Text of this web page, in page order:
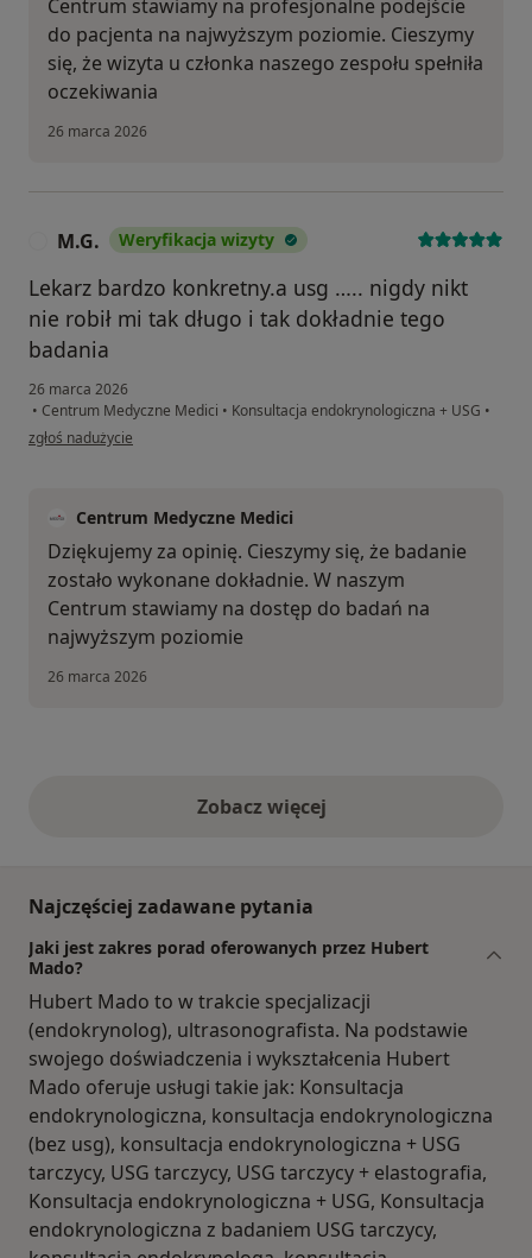
Centrum stawiamy na profesjonalne podejście
do pacjenta na najwyższym poziomie. Cieszymy
się, że wizyta u członka naszego zespołu spełniła
oczekiwania
26 marca 2026
M.G. Weryfikacja wizyty
Lekarz bardzo konkretny.a usg ….. nigdy nikt
nie robił mi tak długo i tak dokładnie tego
badania
26 marca 2026
• Centrum Medyczne Medici • Konsultacja endokrynologiczna + USG •
w opinii użytkownika M.G.
zgłoś nadużycie
Centrum Medyczne Medici
Dziękujemy za opinię. Cieszymy się, że badanie
zostało wykonane dokładnie. W naszym
Centrum stawiamy na dostęp do badań na
najwyższym poziomie
26 marca 2026
Zobacz więcejopinie powyżej
Najczęściej zadawane pytania
Jaki jest zakres porad oferowanych przez Hubert
Mado?
Hubert Mado to w trakcie specjalizacji
(endokrynolog), ultrasonografista. Na podstawie
swojego doświadczenia i wykształcenia Hubert
Mado oferuje usługi takie jak: Konsultacja
endokrynologiczna, konsultacja endokrynologiczna
(bez usg), konsultacja endokrynologiczna + USG
tarczycy, USG tarczycy, USG tarczycy + elastografia,
Konsultacja endokrynologiczna + USG, Konsultacja
endokrynologiczna z badaniem USG tarczycy,